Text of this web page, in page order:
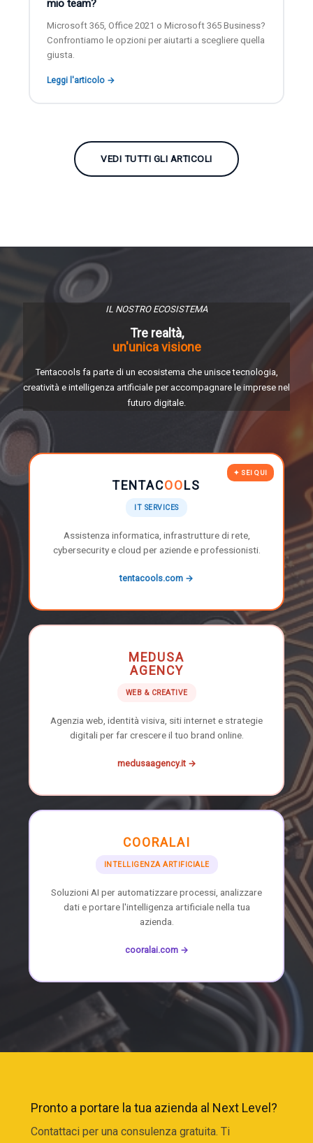
mio team?
Microsoft 365, Office 2021 o Microsoft 365 Business?
Confrontiamo le opzioni per aiutarti a scegliere quella
giusta.
Leggi l'articolo →
VEDI TUTTI GLI ARTICOLI
IL NOSTRO ECOSISTEMA
Tre realtà,
un'unica visione
Tentacools fa parte di un ecosistema che unisce tecnologia,
creatività e intelligenza artificiale per accompagnare le imprese nel
futuro digitale.
✦ SEI QUI
TENTACOOLS
IT SERVICES
Assistenza informatica, infrastrutture di rete,
cybersecurity e cloud per aziende e professionisti.
tentacools.com →
MEDUSA
AGENCY
WEB & CREATIVE
Agenzia web, identità visiva, siti internet e strategie
digitali per far crescere il tuo brand online.
medusaagency.it →
COORALAI
INTELLIGENZA ARTIFICIALE
Soluzioni AI per automatizzare processi, analizzare
dati e portare l'intelligenza artificiale nella tua
azienda.
cooralai.com →
Pronto a portare la tua azienda al Next Level?
Contattaci per una consulenza gratuita. Ti